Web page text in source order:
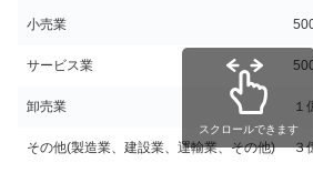
小売業
サービス業
卸売業 １
その他(製造業、建設業、運輸業、その他) ３
スクロールできます